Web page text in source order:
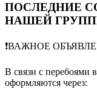
ПОСЛЕДНИЕ
НАШЕЙ
❗️ВАЖНОЕ
В связи с перебоями
оформляются через: